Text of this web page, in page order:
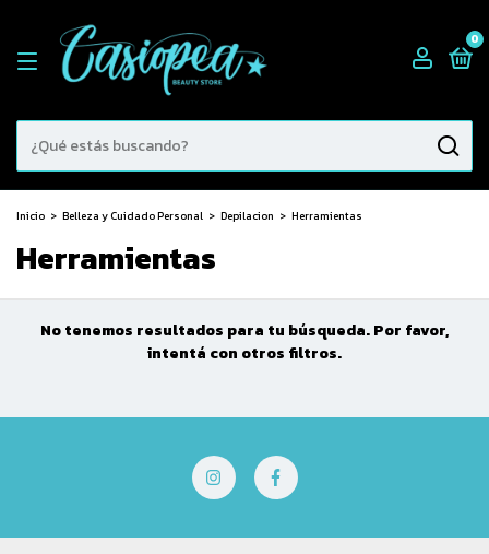
0
Inicio > Belleza y Cuidado Personal > Depilacion > Herramientas
Herramientas
No tenemos resultados para tu búsqueda. Por favor,
intentá con otros filtros.